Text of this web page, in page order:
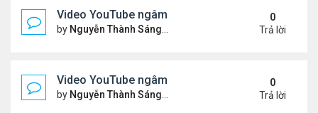
Video YouTube ngâm bài thơ nhạc lục bát "Chập
by Nguyễn Thành Sáng Thứ 5 Tháng 6 11, 2026 9:46
0
Trả lời
Video YouTube ngâm bài thơ nhạc lục bát "Chiếc
by Nguyễn Thành Sáng Chủ nhật Tháng 5 31, 2026
0
Trả lời